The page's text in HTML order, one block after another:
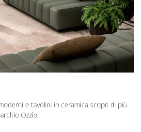
e tavolini in ceramica scopri di più
Ozzio.